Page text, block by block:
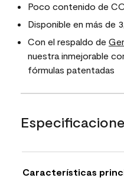
Poco contenido de
Disponible en más de
Con el respaldo de
nuestra inmejorable
fórmulas patentadas
Características